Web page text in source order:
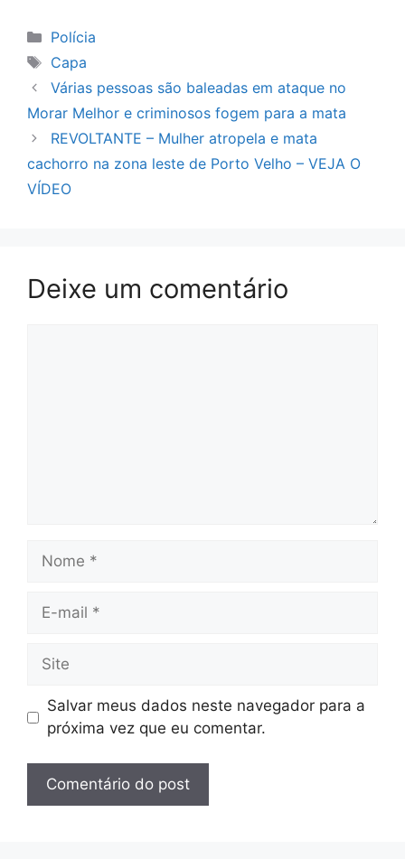
Categorias
Polícia
Tags
Capa
Várias pessoas são baleadas em ataque no
Morar Melhor e criminosos fogem para a mata
REVOLTANTE – Mulher atropela e mata
cachorro na zona leste de Porto Velho – VEJA O
VÍDEO
Deixe um comentário
Nome
Site
Salvar meus dados neste navegador para a
próxima vez que eu comentar.